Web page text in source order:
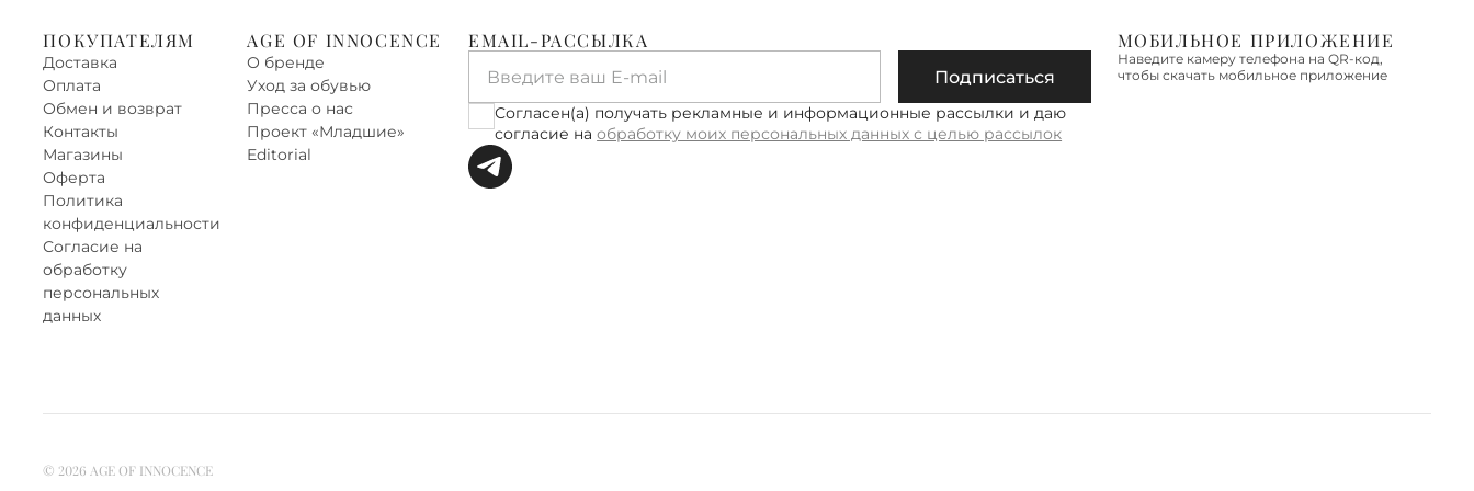
Доставка осуществляется в течение 2-3
рабочих дней. Стоимость доставки – 590
руб.
ПОКУПАТЕЛЯМ
Доставка
Оплата
Обмен и возврат
Контакты
Магазины
Оферта
Политика
конфиденциальности
Согласие на
обработку
персональных
данных
AGE OF INNOCENCE
О бренде
Уход за обувью
Пресса о нас
Проект «‎Младшие»
Editorial
EMAIL-РАССЫЛКА
Введите ваш E-mail Подписаться
Согласен(а) получать рекламные и информационные рассылки и даю
согласие на обработку моих персональных данных с целью рассылок
МОБИЛЬНОЕ ПРИЛОЖЕНИЕ
Наведите камеру телефона на QR-код,
чтобы скачать мобильное приложение
© 2026 AGE OF INNOCENCE